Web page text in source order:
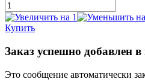
Купить
Заказ успешно добавлен
Это сообщение автоматически